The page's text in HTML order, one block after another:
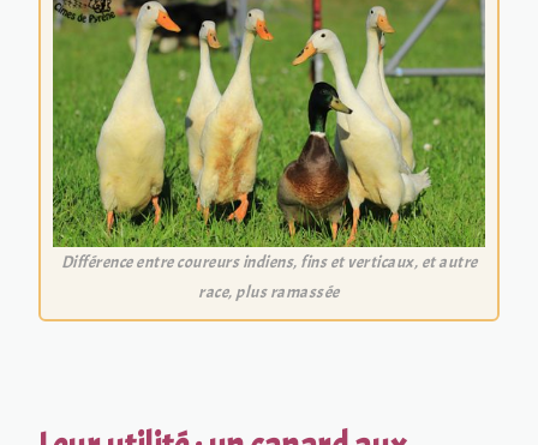
Différence entre coureurs indiens, fins et verticaux, et autre
race, plus ramassée